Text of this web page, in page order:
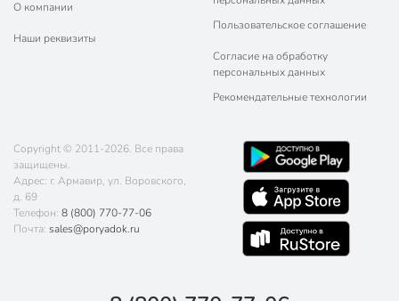
О компании
Наши реквизиты
Пользовательское соглашение
Согласие на обработку
персональных данных
Рекомендательные технологии
Copyright © 2011-2026. Все права
защищены.
Адрес: г. Армавир, ул. Воровского,
д. 69
Телефон: 8 (800) 770-77-06
Почта: sales@poryadok.ru